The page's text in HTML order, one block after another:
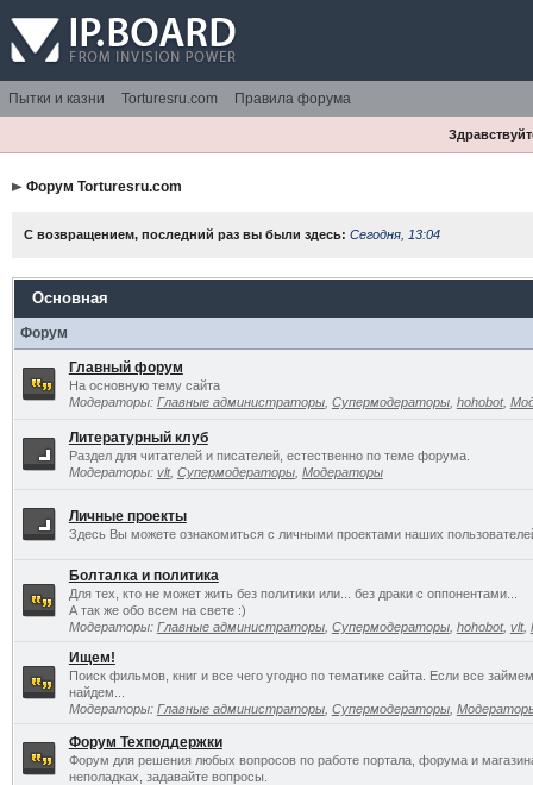
Пытки и казни Torturesru.com Правила форума
Форум Torturesru.com
С возвращением, последний раз вы были здесь: Сегодня, 13:04
Основная
Форум
Главный форум
На основную тему сайта
Модераторы: Главные администраторы, Супермодераторы, hohobot,
Литературный клуб
Раздел для читателей и писателей, естественно по теме форума.
Модераторы: vlt, Супермодераторы, Модераторы
Личные проекты
Здесь Вы можете ознакомиться с личными проектами наших
Болталка и политика
Для тех, кто не может жить без политики или... без драки с оппонентами...
А так же обо всем на свете :)
Модераторы: Главные администраторы, Супермодераторы, hohobot, vlt,
Ищем!
Поиск фильмов, книг и все чего угодно по тематике сайта. Если все
найдем...
Модераторы: Главные администраторы, Супермодераторы,
Форум Техподдержки
Форум для решения любых вопросов по работе портала, форума и
неполадках, задавайте вопросы.